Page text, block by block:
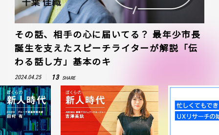
その話、相手の心に届いてる？ 最年少市長
誕生を支えたスピーチライターが解説「伝
わる話し方」基本のキ
2024.04.25 13 SHARE